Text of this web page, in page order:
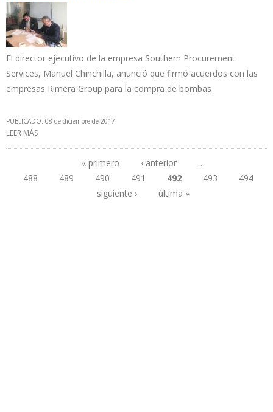
El director ejecutivo de la empresa Southern Procurement
Services, Manuel Chinchilla, anunció que firmó acuerdos con las
empresas Rimera Group para la compra de bombas
PUBLICADO: 08 de diciembre de 2017
LEER MÁS
Páginas
« primero ‹ anterior
…
488
489 490 491 492 493
494
siguiente ›
última »